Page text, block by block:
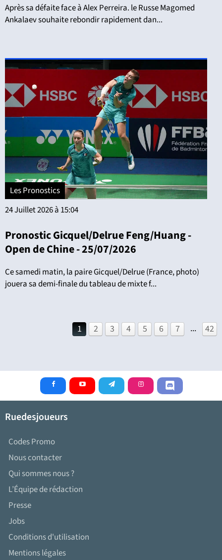
Après sa défaite face à Alex Perreira. le Russe Magomed
Ankalaev souhaite rebondir rapidement dan...
Les Pronostics
24 Juillet 2026 à 15:04
Pronostic Gicquel/Delrue Feng/Huang -
Open de Chine - 25/07/2026
Ce samedi matin, la paire Gicquel/Delrue (France, photo)
jouera sa demi-finale du tableau de mixte f...
1 2 3 4 5 6 7 ... 42
Ruedesjoueurs
Codes Promo
Nous contacter
Qui sommes nous ?
L’Équipe de rédaction
Presse
Jobs
Conditions d'utilisation
Mentions légales